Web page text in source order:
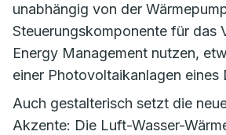
unabhängig von der
Steuerungskomponente für das
Energy Management nutzen,
einer Photovoltaikanlagen eines
Auch gestalterisch setzt die
Akzente: Die Luft-Wasser-